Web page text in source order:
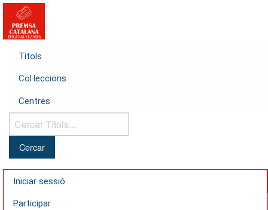
Títols
Col·leccions
Centres
Cercar
Títols...
Iniciar sessió
Participar